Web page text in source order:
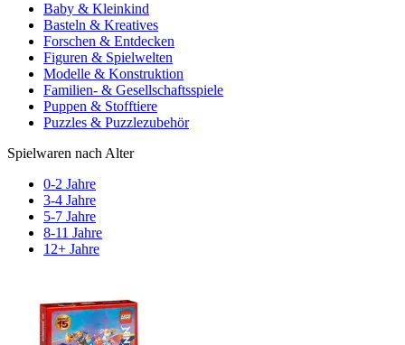
Baby & Kleinkind
Basteln & Kreatives
Forschen & Entdecken
Figuren & Spielwelten
Modelle & Konstruktion
Familien- & Gesellschaftsspiele
Puppen & Stofftiere
Puzzles & Puzzlezubehör
Spielwaren nach Alter
0-2 Jahre
3-4 Jahre
5-7 Jahre
8-11 Jahre
12+ Jahre